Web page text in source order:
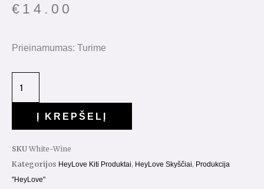
€ 14.00
Prieinamumas: Turime
Į KREPŠELĮ
SKU White-Wine
Kategorijos HeyLove Kiti Produktai, HeyLove Skyščiai, Produkcija
"HeyLove"